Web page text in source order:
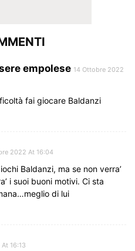
empolese 14 Ottobre 2022
fai giocare Baldanzi
2022 At 16:04
Baldanzi, ma se non verra’
i suoi buoni motivi. Ci sta
di lui
16:13